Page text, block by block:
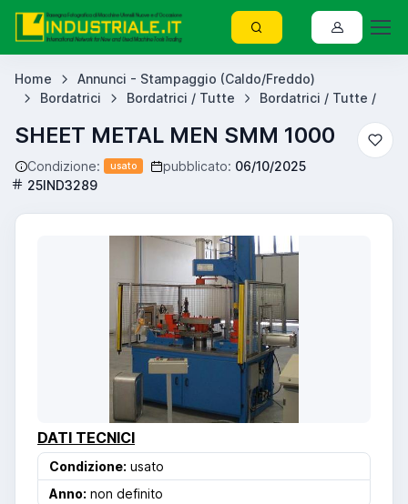
Home
Annunci - Stampaggio (Caldo/Freddo)
Bordatrici
Bordatrici / Tutte Bordatrici / Tutte /
SHEET METAL MEN SMM 1000
Condizione: usato pubblicato: 06/10/2025
25IND3289
DATI TECNICI
Condizione: usato
Anno: non definito